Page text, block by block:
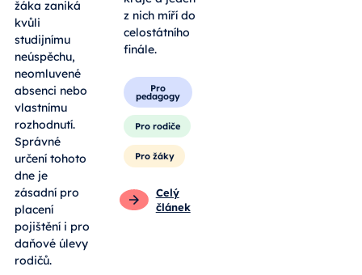
žáka zaniká
kvůli
studijnímu
neúspěchu,
neomluvené
absenci nebo
vlastnímu
rozhodnutí.
Správné
určení tohoto
dne je
zásadní pro
placení
pojištění i pro
daňové úlevy
rodičů.
z nich míří do
celostátního
finále.
Pro
pedagogy
Pro rodiče
Pro žáky
Celý
článek